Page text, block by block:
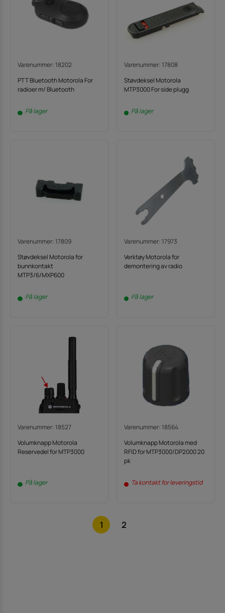
Varenummer: 18202
PTT Bluetooth Motorola For
radioer m/ Bluetooth
På lager
Varenummer: 17808
Støvdeksel Motorola
MTP3000 For side plugg
På lager
Varenummer: 17809
Støvdeksel Motorola for
bunnkontakt
MTP3/6/MXP600
På lager
Varenummer: 17973
Verktøy Motorola for
demontering av radio
På lager
Varenummer: 18527
Volumknapp Motorola
Reservedel for MTP3000
På lager
Varenummer: 18564
Volumknapp Motorola med
RFID for MTP3000/DP2000 20
pk
Ta kontakt for leveringstid
1 2